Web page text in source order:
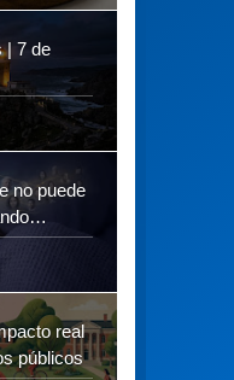
| 7 de
no puede
real
públicos